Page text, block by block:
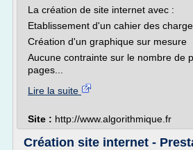
La création de site internet avec :
Etablissement d'un cahier des
Création d'un graphique sur mesure
Aucune contrainte sur le nombre de
pages...
Lire la suite
Site : http://www.algorithmique.fr
Création site internet -